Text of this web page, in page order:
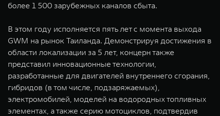
более 1 500 зарубежных каналов сбыта.
В этом году исполняется пять лет с момента выхода
GWM на рынок Таиланда. Демонстрируя достижения в
области локализации за 5 лет, концерн также
представил инновационные технологии,
разработанные для двигателей внутреннего сгорания,
гибридов (в том числе, подзаряжаемых),
электромобилей, моделей на водородных топливных
элементах, а также серию мотоциклов, подтвердив